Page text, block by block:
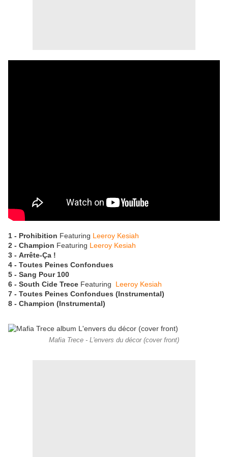
1 - Prohibition Featuring Leeroy Kesiah
2 - Champion Featuring Leeroy Kesiah
3 - Arrête-Ça !
4 - Toutes Peines Confondues
5 - Sang Pour 100
6 - South Cide Trece Featuring Leeroy Kesiah
7 - Toutes Peines Confondues (Instrumental)
8 - Champion (Instrumental)
Mafia Trece - L'envers du décor (cover front)